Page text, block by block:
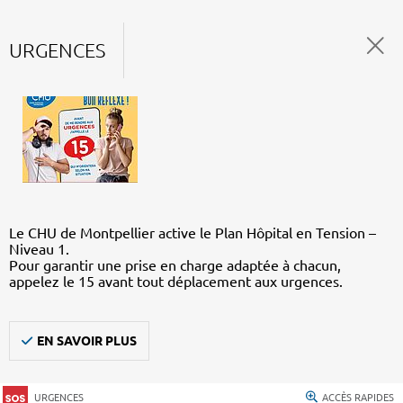
URGENCES
Le CHU de Montpellier active le Plan Hôpital en Tension –
Niveau 1.
Pour garantir une prise en charge adaptée à chacun,
appelez le 15 avant tout déplacement aux urgences.
EN SAVOIR PLUS
URGENCES ACCÈS RAPIDES